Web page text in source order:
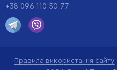
+38 096 110 50 77
Правила використання сайту